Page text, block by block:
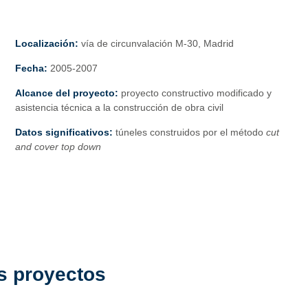
Localización: vía de circunvalación M-30, Madrid
Fecha: 2005-2007
Alcance del proyecto: proyecto constructivo modificado y
asistencia técnica a la construcción de obra civil
Datos significativos: túneles construidos por el métodocut
and cover top down
proyectos